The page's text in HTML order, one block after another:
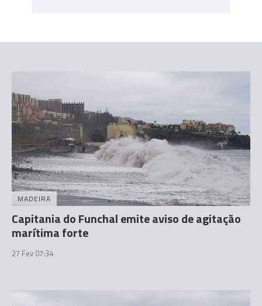
MADEIRA
Capitania do Funchal emite aviso de agitação
marítima forte
27 Fev 07:34